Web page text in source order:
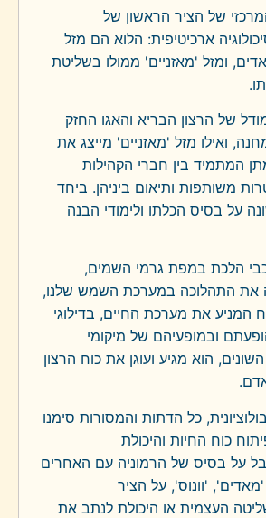
של הציר הראשון של
ארכיטיפית: הלוא הם מזל
ומזל 'מאזניים' ממולו בשליטת
של הרצון הבריא והאגו החזק
ואילו מזל 'מאזניים' מייצג את
המתמיד בין חברי הקהילות
משותפות ותיאום ביניהן. ביחד
על בסיס הכלתו ולימודי הבנה
הלכת במפת גרמי השמים,
את התהלוכה במערכת השמש שלנו,
המניע את מערכת החיים, בדילוגי
ובמופעיהם של מיקומי
הוא מגיע ועוגן את כוח הרצון
כל הדתות והמסורות סימנו
כוח החיות והיכולת
על בסיס של הרמוניה עם האחרים
'וונוס', על הציר
העצמית או היכולת לנתב את